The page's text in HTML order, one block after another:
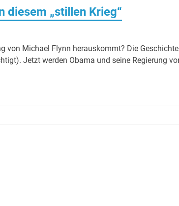
diesem „stillen Krieg“
von Michael Flynn herauskommt? Die
Jetzt werden Obama und seine Regierung